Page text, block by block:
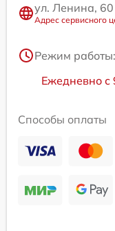
ул. Ленина, 60
Адрес сервисного
Режим работы:
Ежедневно с
Способы оплаты